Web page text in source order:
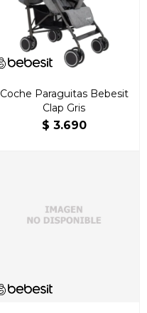
Coche Paraguitas Bebesit
Clap Gris
$ 3.690